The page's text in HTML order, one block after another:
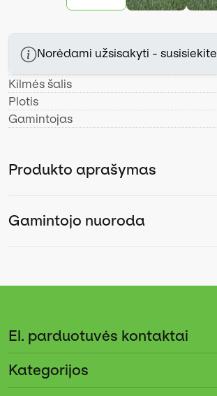
Norėdami užsisakyti - susisiekite
Kilmės šalis
Plotis
Gamintojas
Produkto aprašymas
Gamintojo nuoroda
El. parduotuvės kontaktai
Kategorijos